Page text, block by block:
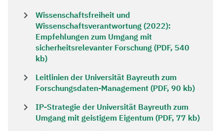
Wissenschaftsfreiheit und
Wissenschaftsverantwortung (2022):
Empfehlungen zum Umgang mit
sicherheitsrelevanter Forschung (PDF, 540
kb)
Leitlinien der Universität Bayreuth zum
Forschungsdaten-Management (PDF, 90 kb)
IP-Strategie der Universität Bayreuth zum
Umgang mit geistigem Eigentum (PDF, 77 kb)